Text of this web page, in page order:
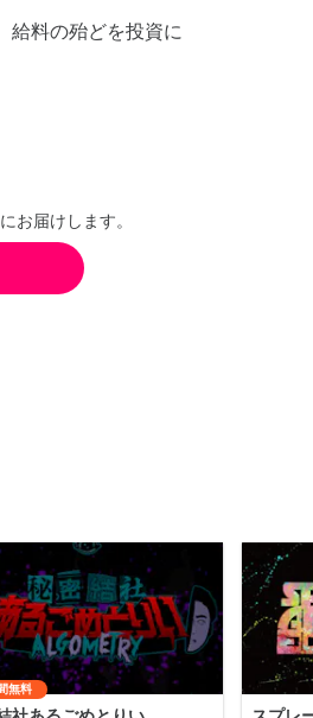
給料の殆どを投資に
お届けします。
無料